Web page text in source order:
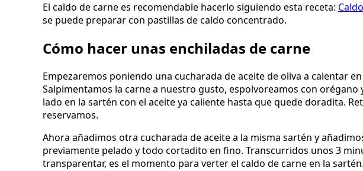
El caldo de carne es recomendable hacerlo siguiendo esta receta:
se puede preparar con pastillas de caldo concentrado.
Cómo hacer unas enchiladas de carne
Empezaremos poniendo una cucharada de aceite de oliva a calentar
Salpimentamos la carne a nuestro gusto, espolvoreamos con
lado en la sartén con el aceite ya caliente hasta que quede doradita.
reservamos.
Ahora añadimos otra cucharada de aceite a la misma sartén y
previamente pelado y todo cortadito en fino. Transcurridos unos 3
transparentar, es el momento para verter el caldo de carne en la sartén.